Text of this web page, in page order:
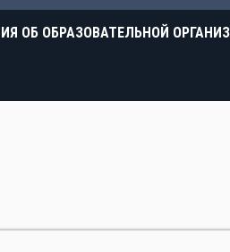
ОБ ОБРАЗОВАТЕЛЬНОЙ